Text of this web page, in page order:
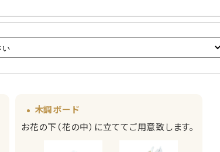
木調ボード
お花の下（花の中）に立ててご用意致します。